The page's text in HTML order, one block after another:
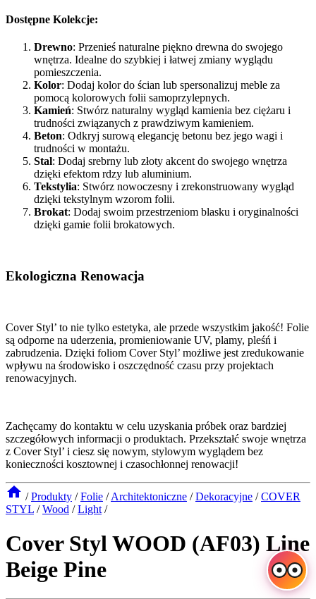
Dostępne Kolekcje:
Drewno: Przenieś naturalne piękno drewna do swojego
wnętrza. Idealne do szybkiej i łatwej zmiany wyglądu
pomieszczenia.
Kolor: Dodaj kolor do ścian lub spersonalizuj meble za
pomocą kolorowych folii samoprzylepnych.
Kamień: Stwórz naturalny wygląd kamienia bez ciężaru i
trudności związanych z prawdziwym kamieniem.
Beton: Odkryj surową elegancję betonu bez jego wagi i
trudności w montażu.
Stal: Dodaj srebrny lub złoty akcent do swojego wnętrza
dzięki efektom rdzy lub aluminium.
Tekstylia: Stwórz nowoczesny i zrekonstruowany wygląd
dzięki tekstylnym wzorom folii.
Brokat: Dodaj swoim przestrzeniom blasku i oryginalności
dzięki gamie folii brokatowych.
Ekologiczna Renowacja
Cover Styl’ to nie tylko estetyka, ale przede wszystkim jakość! Folie
są odporne na uderzenia, promieniowanie UV, plamy, pleśń i
zabrudzenia. Dzięki foliom Cover Styl’ możliwe jest zredukowanie
wpływu na środowisko i oszczędność czasu przy projektach
renowacyjnych.
Zachęcamy do kontaktu w celu uzyskania próbek oraz bardziej
szczegółowych informacji o produktach. Przekształć swoje wnętrza
z Cover Styl’ i ciesz się nowym, stylowym wyglądem bez
konieczności kosztownej i czasochłonnej renowacji!
/ Produkty / Folie / Architektoniczne / Dekoracyjne / COVER
STYL / Wood / Light /
Cover Styl WOOD (AF03) Line
Beige Pine